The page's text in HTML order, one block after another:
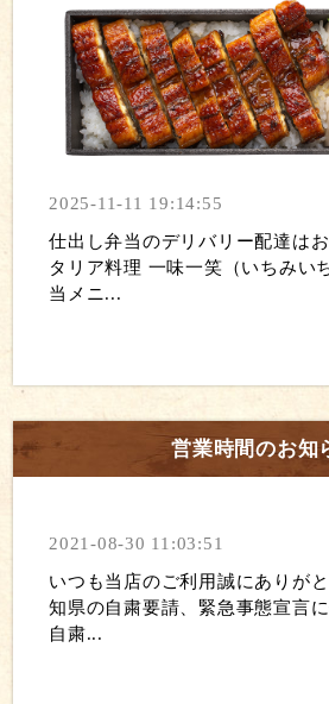
2025-11-11 19:14:55
仕出し弁当のデリバリー配達は
タリア料理 一味一笑（いちみい
当メニ...
営業時間のお知
2021-08-30 11:03:51
いつも当店のご利用誠にありが
知県の自粛要請、緊急事態宣言
自粛...